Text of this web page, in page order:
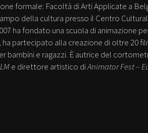
formale: Facoltà di Arti Applicate a
della cultura presso il Centro
ha fondato una scuola di animazione
partecipato alla creazione di oltre 20
bambini e ragazzi. È autrice del
e direttore artistico diAnimator Fest –